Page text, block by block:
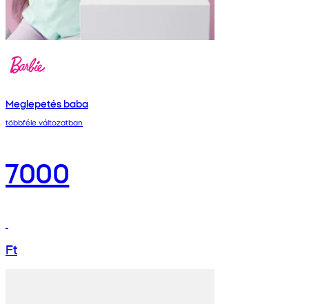
Meglepetés baba
többféle változatban
7000
Ft